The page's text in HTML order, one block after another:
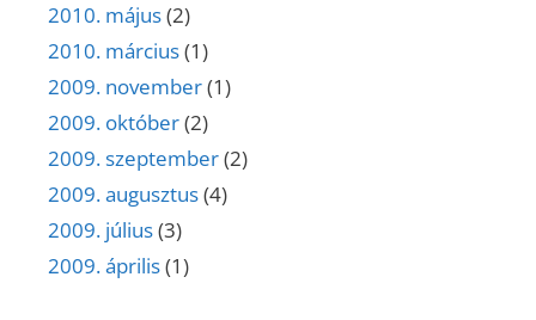
2010. május(2)
2010. március(1)
2009. november(1)
2009. október(2)
2009. szeptember(2)
2009. augusztus(4)
2009. július(3)
2009. április(1)